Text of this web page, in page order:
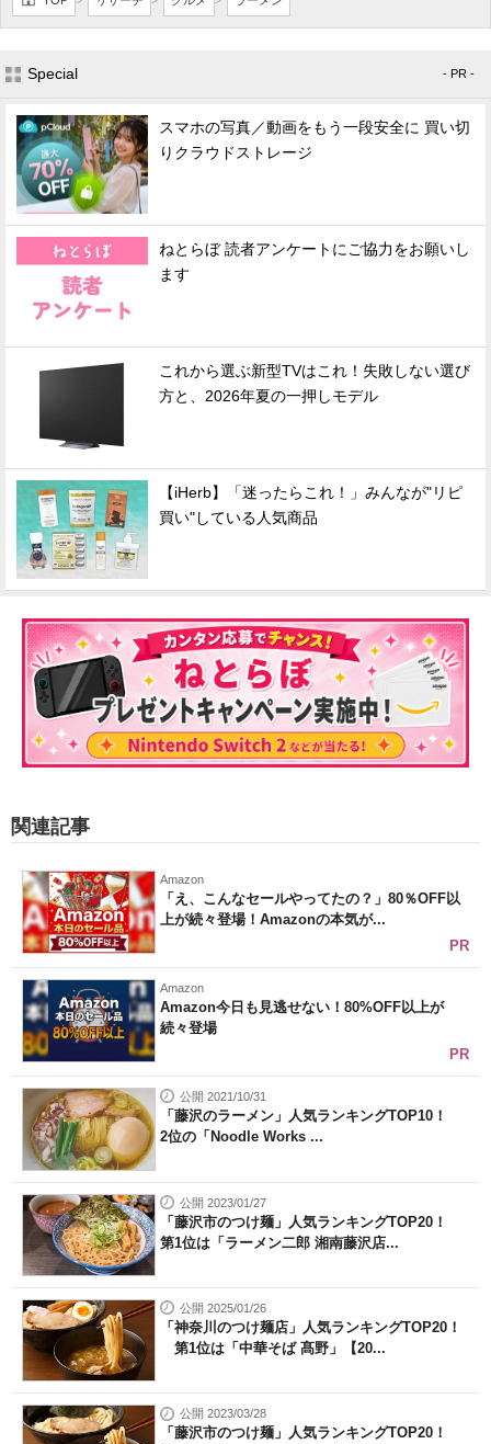
Special - PR -
スマホの写真／動画をもう一段安全に 買い切
りクラウドストレージ
ねとらぼ 読者アンケートにご協力をお願いし
ます
これから選ぶ新型TVはこれ！失敗しない選び
方と、2026年夏の一押しモデル
【iHerb】「迷ったらこれ！」みんなが"リピ
買い"している人気商品
関連記事
Amazon
「え、こんなセールやってたの？」80％OFF以
上が続々登場！Amazonの本気が...
PR
Amazon
Amazon今日も見逃せない！80%OFF以上が
続々登場
PR
公開 2021/10/31
「藤沢のラーメン」人気ランキングTOP10！
2位の「Noodle Works ...
公開 2023/01/27
「藤沢市のつけ麺」人気ランキングTOP20！
第1位は「ラーメン二郎 湘南藤沢店...
公開 2025/01/26
「神奈川のつけ麺店」人気ランキングTOP20！
第1位は「中華そば 髙野」【20...
公開 2023/03/28
「藤沢市のつけ麺」人気ランキングTOP20！